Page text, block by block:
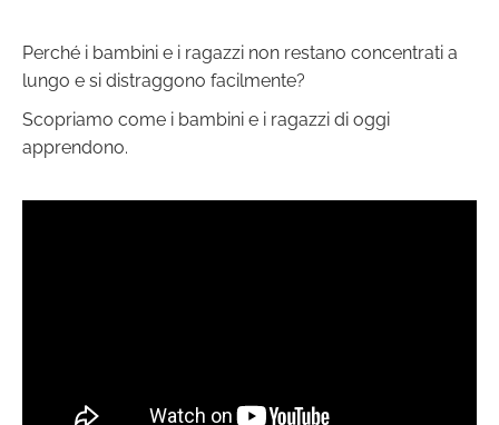
Perché i bambini e i ragazzi non restano concentrati a
lungo e si distraggono facilmente?
Scopriamo come i bambini e i ragazzi di oggi
apprendono.